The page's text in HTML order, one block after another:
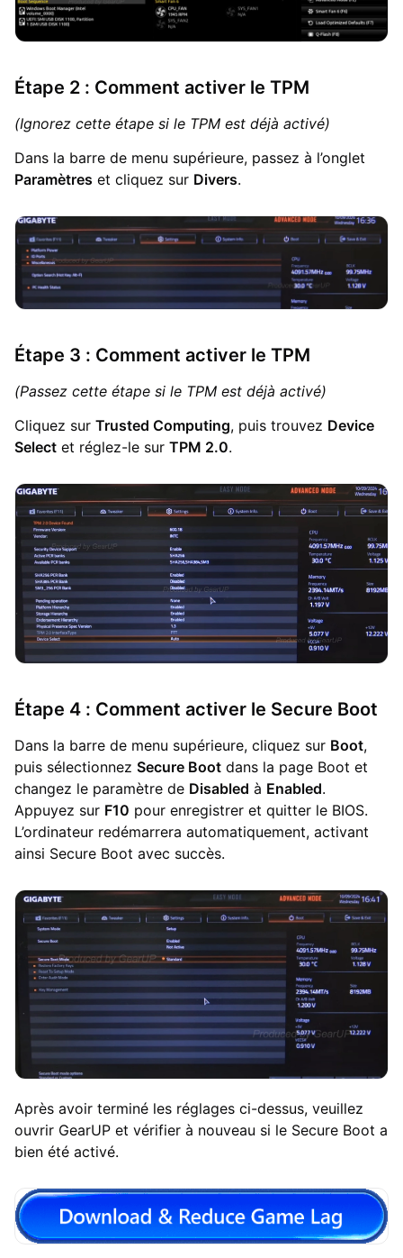
Étape 2 : Comment activer le TPM
(Ignorez cette étape si le TPM est déjà activé)
Dans la barre de menu supérieure, passez à l’onglet
Paramètres et cliquez sur Divers.
Étape 3 : Comment activer le TPM
(Passez cette étape si le TPM est déjà activé)
Cliquez sur Trusted Computing, puis trouvez Device
Select et réglez-le sur TPM 2.0.
Étape 4 : Comment activer le Secure Boot
Dans la barre de menu supérieure, cliquez sur Boot,
puis sélectionnez Secure Boot dans la page Boot et
changez le paramètre de Disabled à Enabled.
Appuyez sur F10 pour enregistrer et quitter le BIOS.
L’ordinateur redémarrera automatiquement, activant
ainsi Secure Boot avec succès.
Après avoir terminé les réglages ci-dessus, veuillez
ouvrir GearUP et vérifier à nouveau si le Secure Boot a
bien été activé.